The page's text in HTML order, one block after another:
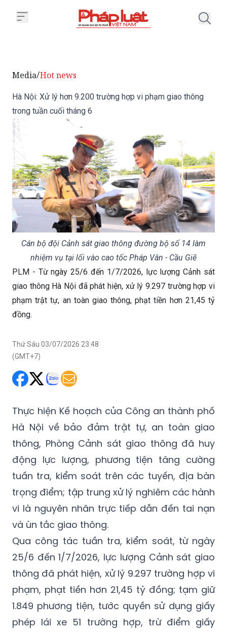
Media/Hot news
Hà Nội: Xử lý hơn 9.200 trường hợp vi phạm giao thông
trong tuần cuối tháng 6
Cán bộ đội Cảnh sát giao thông đường bộ số 14 làm
nhiệm vụ tại lối vào cao tốc Pháp Vân - Cầu Giẽ
PLM - Từ ngày 25/6 đến 1/7/2026, lực lượng Cảnh sát
giao thông Hà Nội đã phát hiện, xử lý 9.297 trường hợp vi
đồng.
Thứ Sáu 03/07/2026 23:48
Thực hiện Kế hoạch của Công an thành phố
Hà Nội về bảo đảm trật tự, an toàn giao
thông, Phòng Cảnh sát giao thông đã huy
động lực lượng, phương tiện tăng cường
tuần tra, kiểm soát trên các tuyến, địa bàn
trọng điểm; tập trung xử lý nghiêm các hành
vi là nguyên nhân trực tiếp dẫn đến tai nạn
và ùn tắc giao thông.
Qua công tác tuần tra, kiểm soát, từ ngày
25/6 đến 1/7/2026, lực lượng Cảnh sát giao
thông đã phát hiện, xử lý 9.297 trường hợp vi
phạm, phạt tiền hơn 21,45 tỷ đồng; tạm giữ